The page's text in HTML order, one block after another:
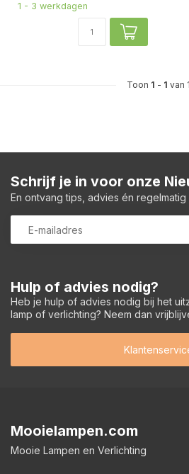
1 - 3 werkdagen
Toon 1 - 1 van 1
Hulp of advies nodig?
Heb je hulp of advies nodig bij het
lamp of verlichting? Neem dan
Schrijf je in voor onze
En ontvang tips, advies én
Mooielampen.com
Mooie Lampen en Verlichting